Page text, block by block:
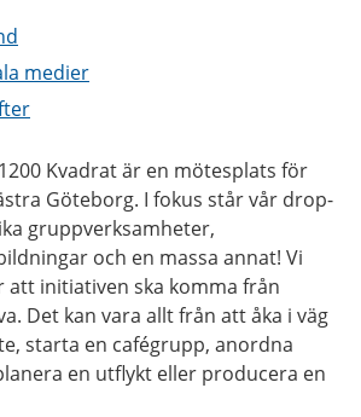
medier
Kvadrat är en mötesplats för
Göteborg. I fokus står vår drop-
gruppverksamheter,
och en massa annat! Vi
initiativen ska komma från
Det kan vara allt från att åka i väg
starta en cafégrupp, anordna
en utflykt eller producera en